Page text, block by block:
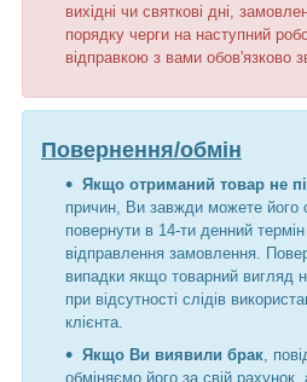
вихідні чи святкові дні,
порядку черги на наступний
відправкою з вами обов'язково
Повернення/обмін
Якщо отриманий товар не
причин, Ви завжди можете його
повернути в 14-ти денний
відправлення замовлення.
випадки якщо товарний вигляд
при відсутності слідів
клієнта.
Якщо Ви виявили брак ,
обміняємо його за свій